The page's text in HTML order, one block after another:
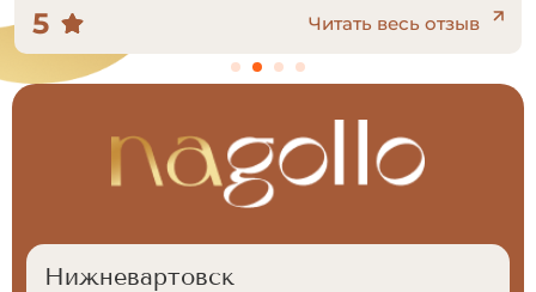
5 Читать весь отзыв
Нижневартовск